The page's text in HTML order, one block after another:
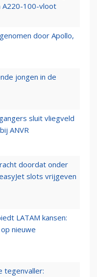
A220-100-vloot
door Apollo,
jongen in de
sluit vliegveld
ANVR
doordat onder
slots vrijgeven
LATAM kansen:
nieuwe
tegenvaller: